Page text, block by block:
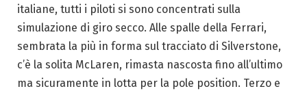
italiane, tutti i piloti si sono concentrati sulla
simulazione di giro secco. Alle spalle della Ferrari,
sembrata la più in forma sul tracciato di Silverstone,
c’è la solita McLaren, rimasta nascosta fino all’ultimo
ma sicuramente in lotta per la pole position. Terzo e